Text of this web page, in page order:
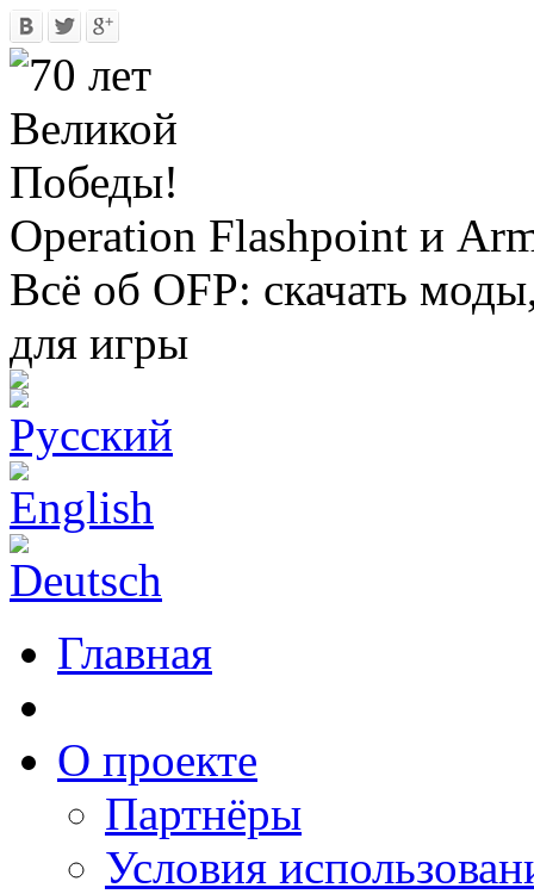
Operation Flashpoint и
Всё об OFP: скачать
для игры
Главная
О проекте
Партнёры
Условия